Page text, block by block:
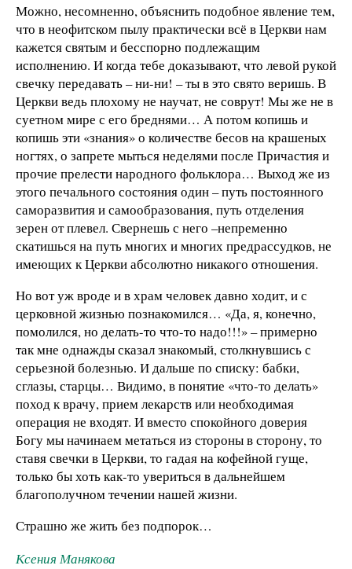
Можно, несомненно, объяснить подобное явление тем,
что в неофитском пылу практически всё в Церкви нам
кажется святым и бесспорно подлежащим
исполнению. И когда тебе доказывают, что левой рукой
свечку передавать – ни-ни! – ты в это свято веришь. В
Церкви ведь плохому не научат, не соврут! Мы же не в
суетном мире с его бреднями… А потом копишь и
копишь эти «знания» о количестве бесов на крашеных
ногтях, о запрете мыться неделями после Причастия и
прочие прелести народного фольклора… Выход же из
этого печального состояния один – путь постоянного
саморазвития и самообразования, путь отделения
зерен от плевел. Свернешь с него –непременно
скатишься на путь многих и многих предрассудков, не
имеющих к Церкви абсолютно никакого отношения.
Но вот уж вроде и в храм человек давно ходит, и с
церковной жизнью познакомился… «Да, я, конечно,
помолился, но делать-то что-то надо!!!» – примерно
так мне однажды сказал знакомый, столкнувшись с
серьезной болезнью. И дальше по списку: бабки,
сглазы, старцы… Видимо, в понятие «что-то делать»
поход к врачу, прием лекарств или необходимая
операция не входят. И вместо спокойного доверия
Богу мы начинаем метаться из стороны в сторону, то
ставя свечки в Церкви, то гадая на кофейной гуще,
только бы хоть как-то увериться в дальнейшем
благополучном течении нашей жизни.
Страшно же жить без подпорок…
Ксения Манякова